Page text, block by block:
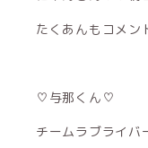
たくあんもコメン
♡与那くん♡
チームラブライバ